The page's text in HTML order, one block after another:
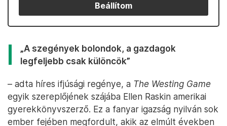
Beállítom
„A szegények bolondok, a gazdagok
legfeljebb csak különcök”
– adta híres ifjúsági regénye, a The Westing Game
egyik szereplőjének szájába Ellen Raskin amerikai
gyerekkönyvszerző. Ez a fanyar igazság nyilván sok
ember fejében megfordult, akik az elmúlt években